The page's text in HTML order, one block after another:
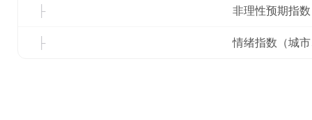
非理性预期指
情绪指数（城